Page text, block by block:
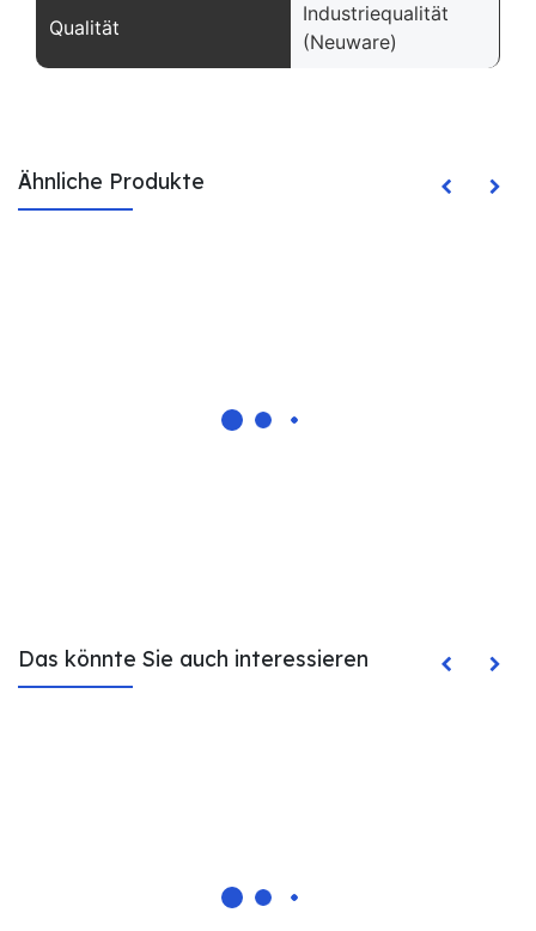
Qualität
Industriequalität
(Neuware)
Ähnliche Produkte
Das könnte Sie auch interessieren